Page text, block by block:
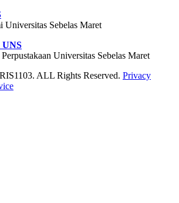
Universitas Sebelas Maret
UNS
Universitas Sebelas Maret
ALL Rights Reserved. Privacy